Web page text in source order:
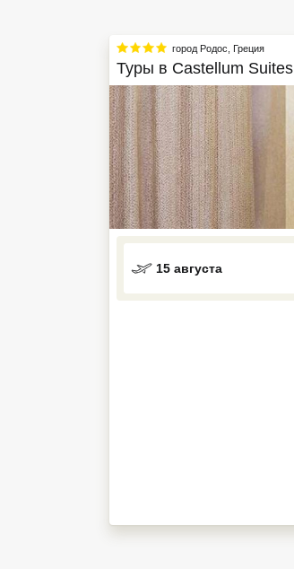
город Родос Греция
Туры в Castellum Suites
15 августа
Северный Гоа